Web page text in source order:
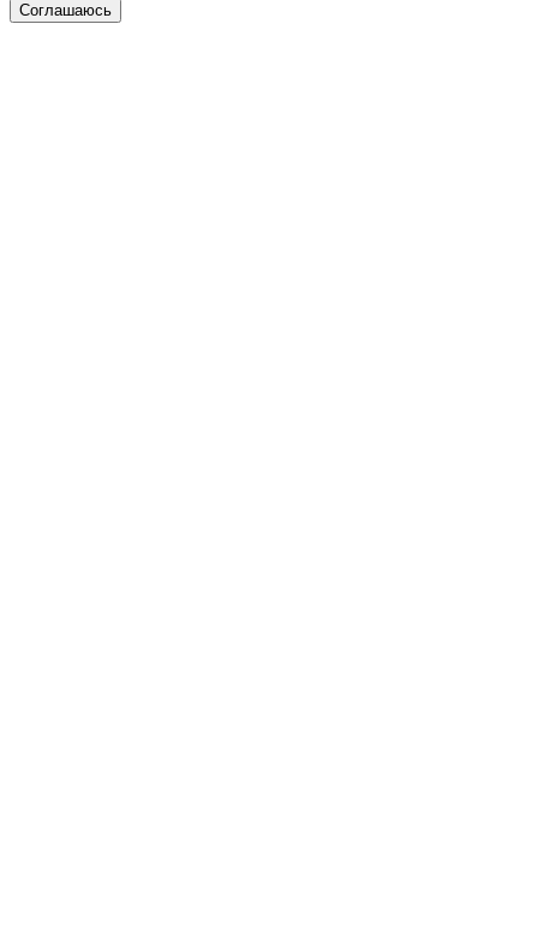
Соглашаюсь